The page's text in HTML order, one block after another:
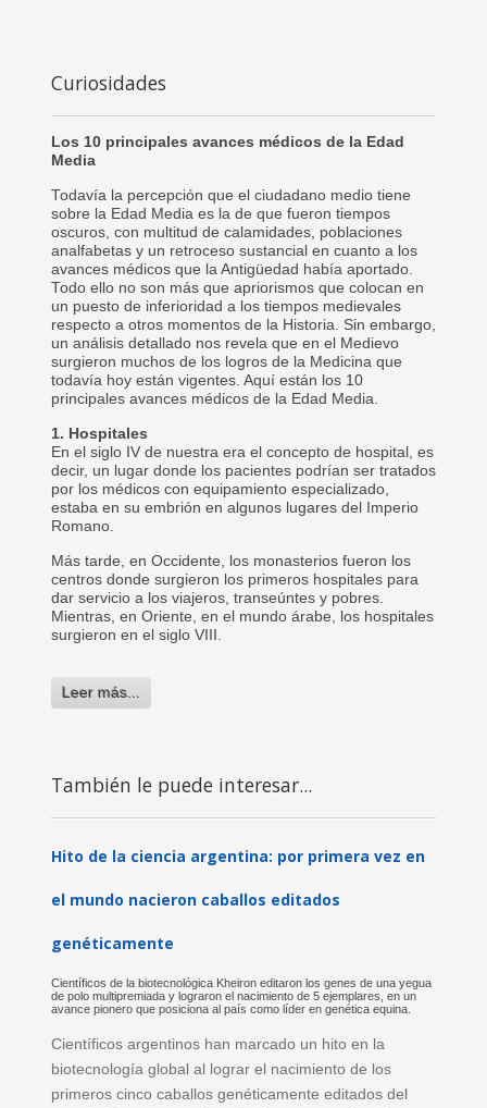
Curiosidades
Los 10 principales avances médicos de la Edad
Media
Todavía la percepción que el ciudadano medio tiene
sobre la Edad Media es la de que fueron tiempos
oscuros, con multitud de calamidades, poblaciones
analfabetas y un retroceso sustancial en cuanto a los
avances médicos que la Antigüedad había aportado.
Todo ello no son más que apriorismos que colocan en
un puesto de inferioridad a los tiempos medievales
respecto a otros momentos de la Historia. Sin embargo,
un análisis detallado nos revela que en el Medievo
surgieron muchos de los logros de la Medicina que
todavía hoy están vigentes. Aquí están los 10
principales avances médicos de la Edad Media.
1. Hospitales
En el siglo IV de nuestra era el concepto de hospital, es
decir, un lugar donde los pacientes podrían ser tratados
por los médicos con equipamiento especializado,
estaba en su embrión en algunos lugares del Imperio
Romano.
Más tarde, en Occidente, los monasterios fueron los
centros donde surgieron los primeros hospitales para
dar servicio a los viajeros, transeúntes y pobres.
Mientras, en Oriente, en el mundo árabe, los hospitales
surgieron en el siglo VIII.
Leer más...
También le puede interesar...
Hito de la ciencia argentina: por primera vez en
el mundo nacieron caballos editados
genéticamente
Científicos de la biotecnológica Kheiron editaron los genes de una yegua
de polo multipremiada y lograron el nacimiento de 5 ejemplares, en un
avance pionero que posiciona al país como líder en genética equina.
Científicos argentinos han marcado un hito en la
biotecnología global al lograr el nacimiento de los
primeros cinco caballos genéticamente editados del